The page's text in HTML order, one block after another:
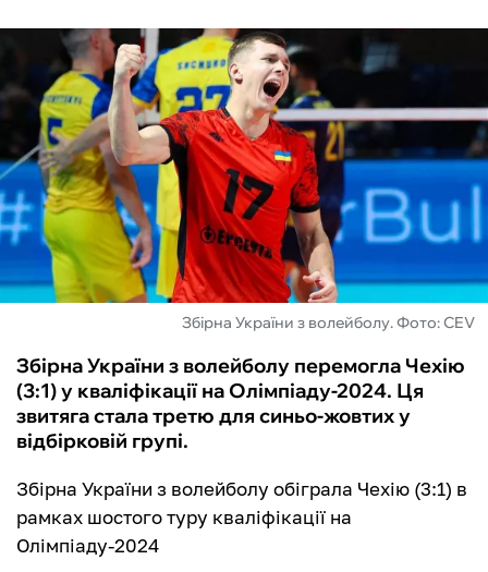
КІБЕРСПОРТ
ЧС-2026
ФУТЗАЛ
ІНШІ
БУКМЕКЕРИ
Збірна України з волейболу. Фото: CEV
Збірна України з волейболу перемогла Чехію
(3:1) у кваліфікації на Олімпіаду-2024. Ця
звитяга стала третю для синьо-жовтих у
відбірковій групі.
Збірна України з волейболу обіграла Чехію (3:1) в
рамках шостого туру кваліфікації на
Олімпіаду-2024